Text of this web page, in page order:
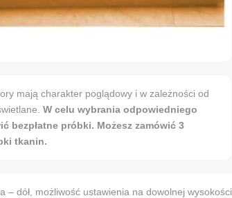
mają charakter poglądowy i w zależności od
W celu wybrania odpowiedniego
bezpłatne próbki. Możesz zamówić 3
tkanin.
– dół, możliwość ustawienia na dowolnej wysokości